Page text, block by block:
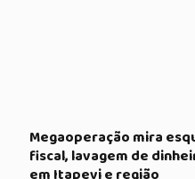
Megaoperação mira
fiscal, lavagem de